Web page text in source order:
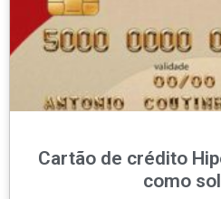
Cartão de crédito
como